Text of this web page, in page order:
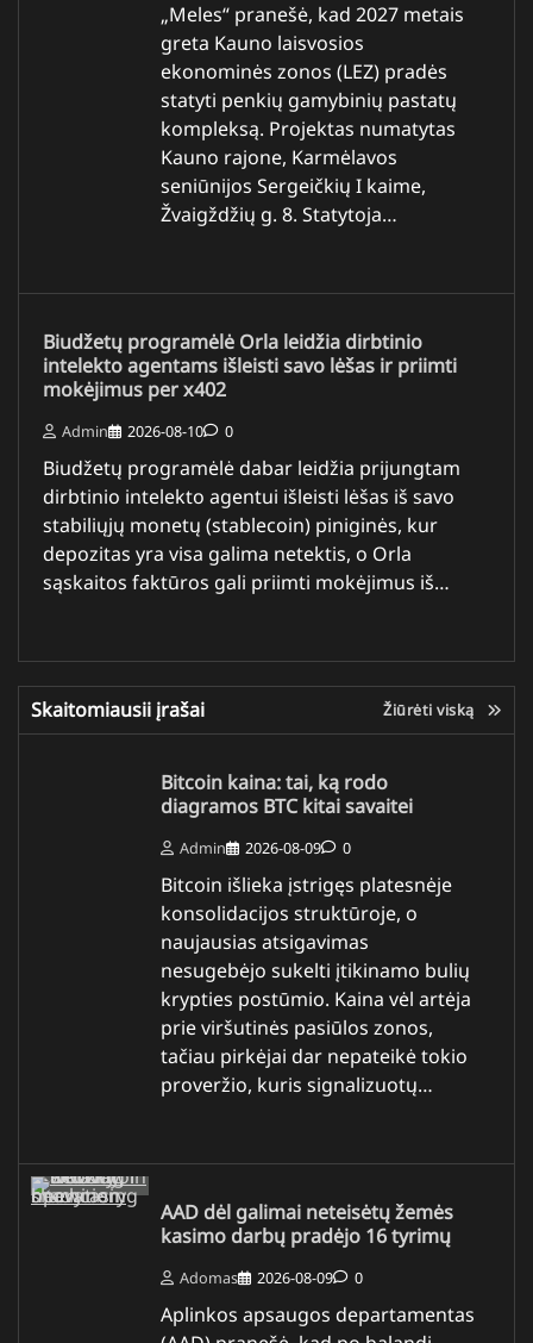
„Meles“ pranešė, kad 2027 metais
greta Kauno laisvosios
ekonominės zonos (LEZ) pradės
statyti penkių gamybinių pastatų
kompleksą. Projektas numatytas
Kauno rajone, Karmėlavos
seniūnijos Sergeičkių I kaime,
Žvaigždžių g. 8. Statytoja…
Biudžetų programėlė Orla leidžia dirbtinio
intelekto agentams išleisti savo lėšas ir priimti
mokėjimus per x402
Admin 2026-08-10 0
Biudžetų programėlė dabar leidžia prijungtam
dirbtinio intelekto agentui išleisti lėšas iš savo
stabiliųjų monetų (stablecoin) piniginės, kur
depozitas yra visa galima netektis, o Orla
sąskaitos faktūros gali priimti mokėjimus iš…
Skaitomiausii įrašai Žiūrėti viską
Bitcoin kaina: tai, ką rodo
diagramos BTC kitai savaitei
Admin 2026-08-09 0
Bitcoin išlieka įstrigęs platesnėje
konsolidacijos struktūroje, o
naujausias atsigavimas
nesugebėjo sukelti įtikinamo bulių
krypties postūmio. Kaina vėl artėja
prie viršutinės pasiūlos zonos,
tačiau pirkėjai dar nepateikė tokio
proveržio, kuris signalizuotų…
AAD dėl galimai neteisėtų žemės
kasimo darbų pradėjo 16 tyrimų
Adomas 2026-08-09 0
Aplinkos apsaugos departamentas